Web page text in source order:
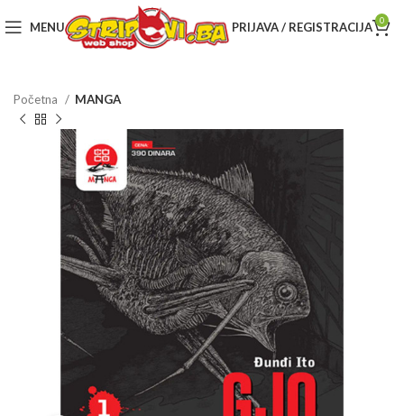
MENU PRIJAVA / REGISTRACIJA 0
Početna MANGA